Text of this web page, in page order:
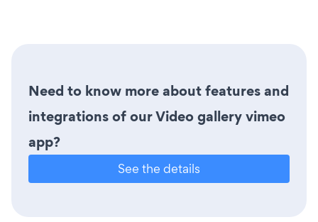
Need to know more about features and
integrations of our Video gallery vimeo
app?
See the details